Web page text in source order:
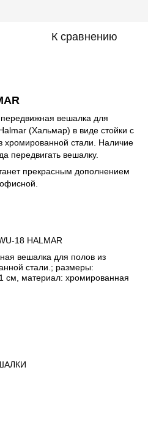
К сравнению
вешалка для
(Хальмар) в виде стойки с
хромированной стали. Наличие
передвигать вешалку.
прекрасным дополнением
18 HALMAR
вешалка для полов из
стали.; размеры:
см, материал: хромированная